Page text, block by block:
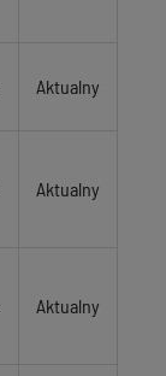
Aktualny
Aktualny
Aktualny